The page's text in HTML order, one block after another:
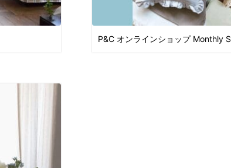
P&C オンラインショップ Monthly